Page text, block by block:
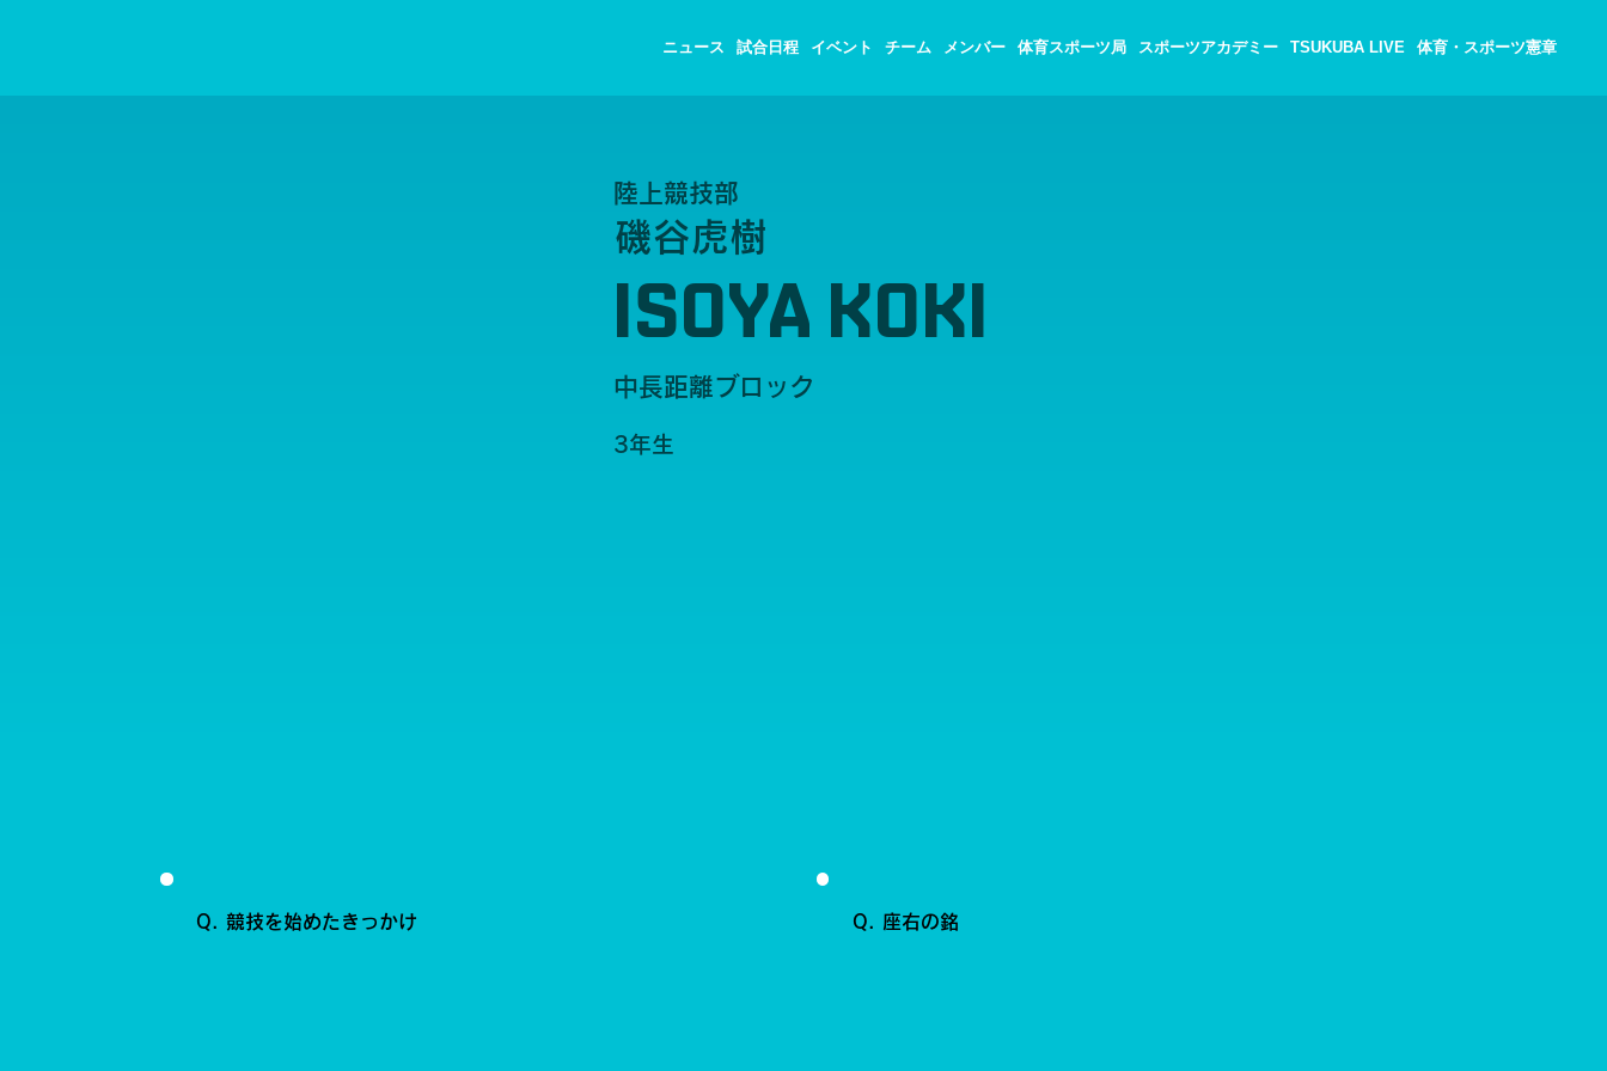
ニュース 試合日程 イベント チーム メンバー 体育スポーツ局 スポーツアカデミー TSUKUBA LIVE 体育・スポーツ憲章
陸上競技部
磯谷虎樹
ISOYA KOKI
中長距離ブロック
3年生
Q. 競技を始めたきっかけ Q. 座右の銘